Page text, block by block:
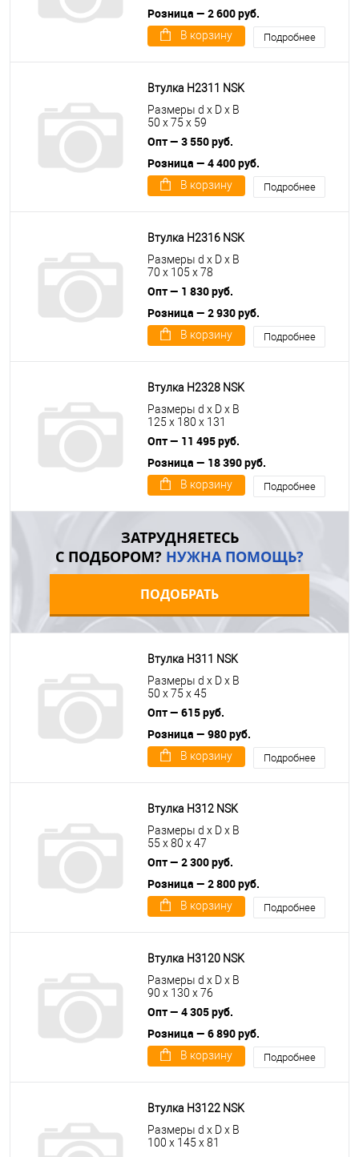
Розница — 2 600 руб.
В корзину Подробнее
Втулка H2311 NSK
Размеры d x D x B
50 x 75 x 59
Опт — 3 550 руб.
Розница — 4 400 руб.
В корзину Подробнее
Втулка H2316 NSK
Размеры d x D x B
70 x 105 x 78
Опт — 1 830 руб.
Розница — 2 930 руб.
В корзину Подробнее
Втулка H2328 NSK
Размеры d x D x B
125 x 180 x 131
Опт — 11 495 руб.
Розница — 18 390 руб.
В корзину Подробнее
ЗАТРУДНЯЕТЕСЬ
С ПОДБОРОМ? НУЖНА ПОМОЩЬ?
ПОДОБРАТЬ
Втулка H311 NSK
Размеры d x D x B
50 x 75 x 45
Опт — 615 руб.
Розница — 980 руб.
В корзину Подробнее
Втулка H312 NSK
Размеры d x D x B
55 x 80 x 47
Опт — 2 300 руб.
Розница — 2 800 руб.
В корзину Подробнее
Втулка H3120 NSK
Размеры d x D x B
90 x 130 x 76
Опт — 4 305 руб.
Розница — 6 890 руб.
В корзину Подробнее
Втулка H3122 NSK
Размеры d x D x B
100 x 145 x 81